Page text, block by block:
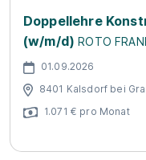
Doppellehre
(w/m/d) ROTO
01.09.2026
8401 Kalsdorf bei
1.071 € pro Monat